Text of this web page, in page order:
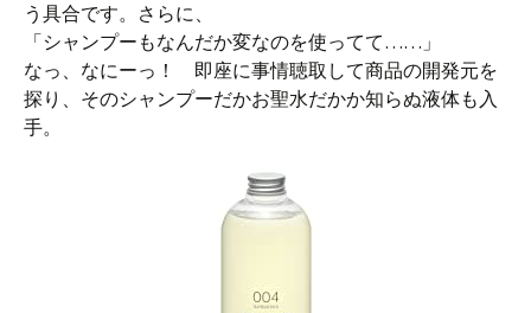
う具合です。さらに、
「シャンプーもなんだか変なのを使ってて……」
なっ、なにーっ！ 即座に事情聴取して商品の開発元を
探り、そのシャンプーだかお聖水だかか知らぬ液体も入
手。